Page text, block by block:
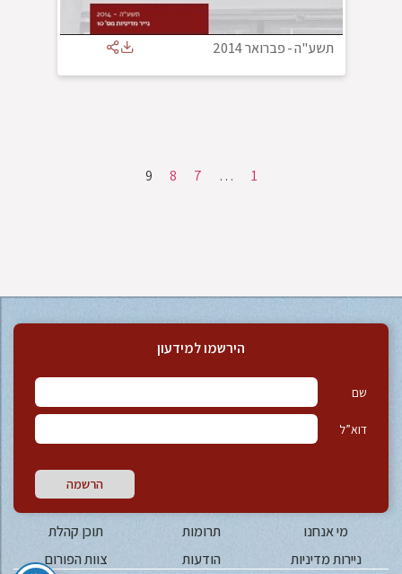
תשע"ה-פברואר 2014
1
…
7
8
9
הירשמו למידעון
שם
דוא”ל
הרשמה
מי אנחנו תרומות
תוכן קהלת
ניירות מדיניות
הודעות צוות הפורום